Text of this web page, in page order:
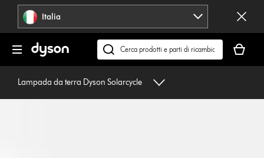
navigazione Italia
Cerca
su
dyson.it
carrello
è
Lampada da terra Dyson Solarcycle